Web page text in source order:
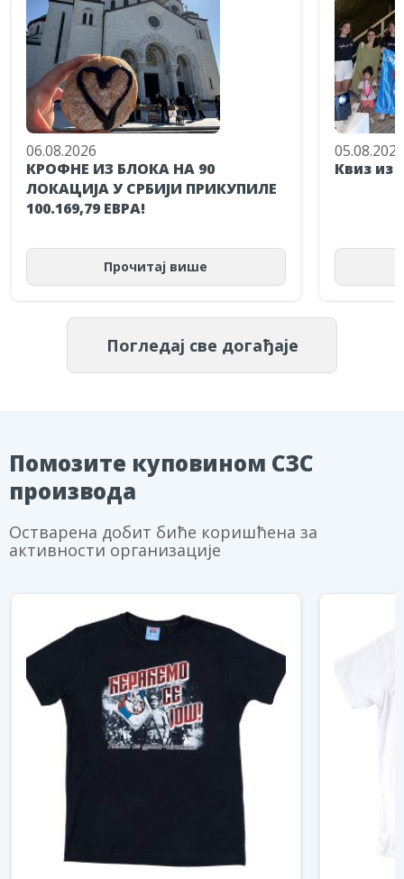
06.08.2026
КРОФНЕ ИЗ БЛОКА НА 90
ЛОКАЦИЈА У СРБИЈИ ПРИКУПИЛЕ
100.169,79 ЕВРА!
Прочитај више
05.08.2026
Квиз из
Погледај све догађаје
Помозите куповином СЗС
производа
Остварена добит биће коришћена за
активности организације